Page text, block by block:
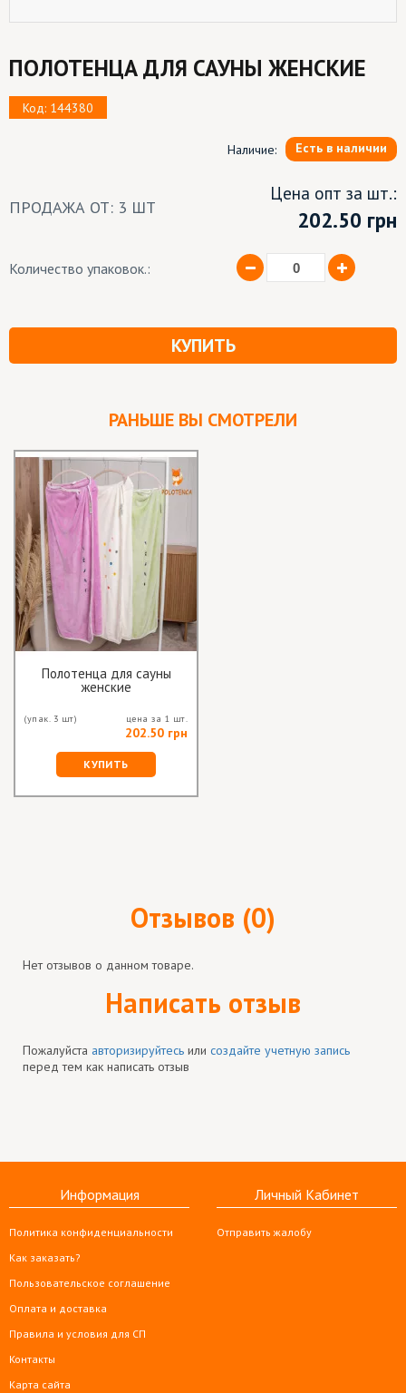
ПОЛОТЕНЦА ДЛЯ САУНЫ ЖЕНСКИЕ
Код: 144380
Наличие: Есть в наличии
ПРОДАЖА ОТ: 3 ШТ
Цена опт за шт.:
202.50 грн
Количество упаковок.:
КУПИТЬ
РАНЬШЕ ВЫ СМОТРЕЛИ
Полотенца для сауны
женские
(упак. 3 шт) цена за 1 шт.
202.50 грн
КУПИТЬ
Отзывов (0)
Нет отзывов о данном товаре.
Написать отзыв
Пожалуйста авторизируйтесь или создайте учетную запись
перед тем как написать отзыв
Информация
Политика конфиденциальности
Как заказать?
Пользовательское соглашение
Оплата и доставка
Правила и условия для СП
Контакты
Карта сайта
Личный Кабинет
Отправить жалобу